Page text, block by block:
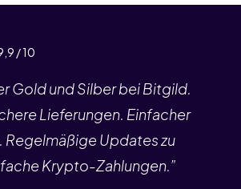
/ 10
Gold und Silber bei Bitgild.
Lieferungen. Einfacher
Regelmäßige Updates zu
Krypto-Zahlungen.”